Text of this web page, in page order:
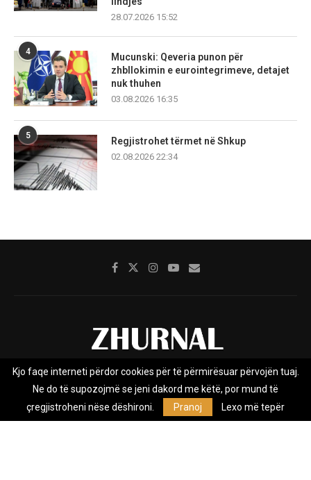
28.07.2026 15:52
4
Mucunski: Qeveria punon për
zhbllokimin e eurointegrimeve, detajet
nuk thuhen
03.08.2026 16:35
5
Regjistrohet tërmet në Shkup
02.08.2026 22:34
Rreth nesh Impresumi Marketing
Kontakt
Privacy Policy
Zhurnal.mk është Agjenci e Lajmeve e pavarur, e themeluar në vitin
Kjo faqe interneti përdor cookies për të përmirësuar përvojën tuaj.
Ne do të supozojmë se jeni dakord me këtë, por mund të
çregjistroheni nëse dëshironi.
Pranoj Lexo më tepër